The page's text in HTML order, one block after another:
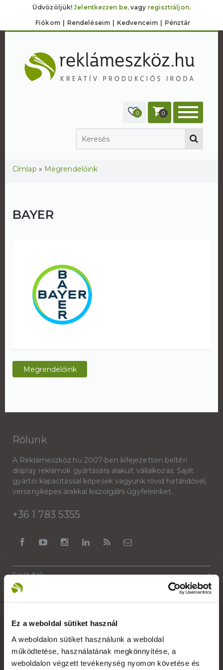
Ez a weboldal sütiket használ
A weboldalon sütiket használunk a weboldal
működtetése, használatának megkönnyítése, a
weboldalon végzett tevékenység nyomon követése és
Üdvözöljük!Jelentkezzen be,vagy regisztráljon.
Fiókom Rendeléseim Kedvenceim Pénztár
0 0
Jelenlegi hely
Címlap » Megrendelőink
BAYER
Megrendelőink
Rólunk
A Reklámeszköz.hu 2007-ben kifejezetten beltéri
display reklámok gyártására alakult vállalkozás. Saját
gyártói kapacitással képesek vagyunk rövid határidővel,
versenyképes árakkal kiszolgálni ügyfeleinket.
+36 1 783 5355
Saját fiók
Kapcsolat
Alkalmazott nyomdai technológiák